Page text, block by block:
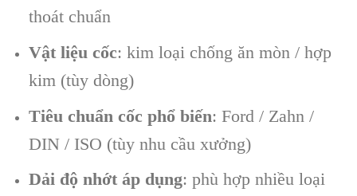
thoát chuẩn
Vật liệu cốc: kim loại chống ăn mòn / hợp
kim (tùy dòng)
Tiêu chuẩn cốc phổ biến: Ford / Zahn /
DIN / ISO (tùy nhu cầu xưởng)
Dải độ nhớt áp dụng: phù hợp nhiều loại